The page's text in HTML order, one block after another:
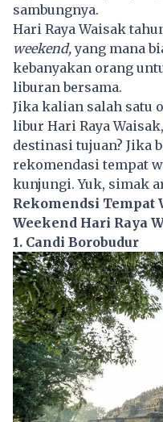
sambungnya.
Hari Raya Waisak
weekend,yang mana
kebanyakan orang
liburan bersama.
Jika kalian salah satu
libur Hari Raya
destinasi tujuan? Jika
rekomendasi tempat
kunjungi. Yuk, simak
Rekomendsi Tempat
Weekend Hari Raya
1. Candi Borobudur